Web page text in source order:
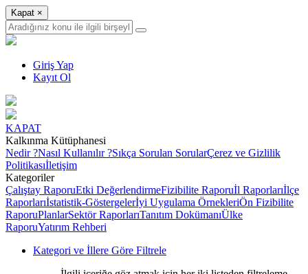
Kapat ×
Giriş Yap
Kayıt Ol
KAPAT
Kalkınma Kütüphanesi
Nedir ?Nasıl Kullanılır ?Sıkça Sorulan SorularÇerez ve Gizlilik
Politikasıİletişim
Kategoriler
Çalıştay RaporuEtki DeğerlendirmeFizibilite Raporuİl Raporlarıİlçe
Raporlarıİstatistik-Göstergelerİyi Uygulama ÖrnekleriÖn Fizibilite
RaporuPlanlarSektör RaporlarıTanıtım DokümanıÜlke
RaporuYatırım Rehberi
Kategori ve İllere Göre Filtrele